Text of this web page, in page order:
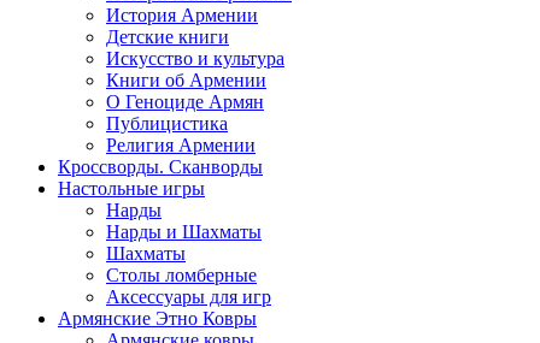
История Армении
Детские книги
Иcкусство и культура
Книги об Армении
О Геноциде Армян
Публицистика
Религия Армении
Кроссворды. Сканворды
Настольные игры
Нарды
Нарды и Шахматы
Шахматы
Столы ломберные
Аксессуары для игр
Армянские Этно Ковры